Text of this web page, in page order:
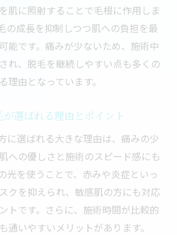
肌に照射することで毛根に作用しま
の成長を抑制しつつ肌への負担を最
能です。痛みが少ないため、施術中
れ、脱毛を継続しやすい点も多くの
理由となっています。
が選ばれる理由とポイント
に選ばれる大きな理由は、痛みの少
への優しさと施術のスピード感にも
光を使うことで、赤みや炎症といっ
クを抑えられ、敏感肌の方にも対応
トです。さらに、施術時間が比較的
通いやすいメリットがあります。